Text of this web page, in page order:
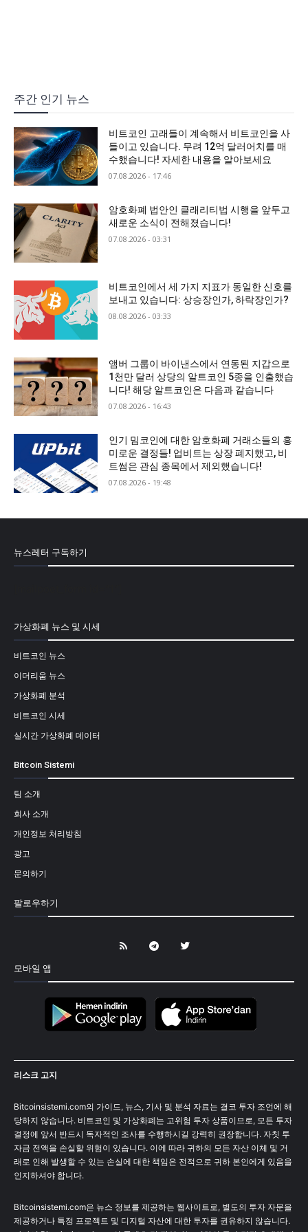
주간 인기 뉴스
비트코인 고래들이 계속해서 비트코인을 사
들이고 있습니다. 무려 12억 달러어치를 매
수했습니다! 자세한 내용을 알아보세요
07.08.2026 - 17:46
암호화폐 법안인 클래리티법 시행을 앞두고
새로운 소식이 전해졌습니다!
07.08.2026 - 03:31
비트코인에서 세 가지 지표가 동일한 신호를
보내고 있습니다: 상승장인가, 하락장인가?
08.08.2026 - 03:33
앰버 그룹이 바이낸스에서 연동된 지갑으로
1천만 달러 상당의 알트코인 5종을 인출했습
니다! 해당 알트코인은 다음과 같습니다
07.08.2026 - 16:43
인기 밈코인에 대한 암호화폐 거래소들의 흥
미로운 결정들! 업비트는 상장 폐지했고, 비
트썸은 관심 종목에서 제외했습니다!
07.08.2026 - 19:48
뉴스레터 구독하기
가상화폐 뉴스 및 시세
비트코인 뉴스
이더리움 뉴스
가상화폐 분석
비트코인 시세
실시간 가상화폐 데이터
Bitcoin Sistemi
팀 소개
회사 소개
개인정보 처리방침
광고
문의하기
팔로우하기
모바일 앱
리스크 고지
Bitcoinsistemi.com의 가이드, 뉴스, 기사 및 분석 자료는 결코 투자 조언에 해
당하지 않습니다. 비트코인 및 가상화폐는 고위험 투자 상품이므로, 모든 투자
결정에 앞서 반드시 독자적인 조사를 수행하시길 강력히 권장합니다. 자칫 투
자금 전액을 손실할 위험이 있습니다. 이에 따라 귀하의 모든 자산 이체 및 거
래로 인해 발생할 수 있는 손실에 대한 책임은 전적으로 귀하 본인에게 있음을
인지하셔야 합니다.
Bitcoinsistemi.com은 뉴스 정보를 제공하는 웹사이트로, 별도의 투자 자문을
제공하거나 특정 프로젝트 및 디지털 자산에 대한 투자를 권유하지 않습니다.